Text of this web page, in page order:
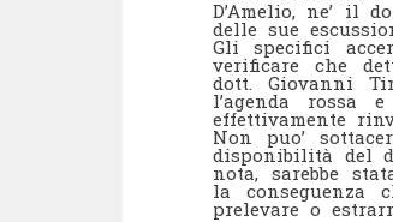
D’Amelio, ne’ il
delle sue
Gli specifici
verificare che
dott. Giovanni
l’agenda rossa
effettivamente
Non puo’
disponibilità del
nota, sarebbe
la
prelevare o